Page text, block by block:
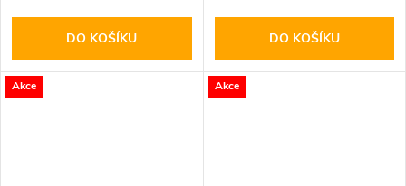
DO KOŠÍKU DO KOŠÍKU
Akce Akce